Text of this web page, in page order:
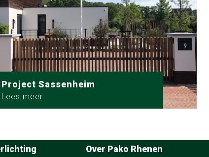
Project Sassenheim
Lees meer
Over Pako Rhenen